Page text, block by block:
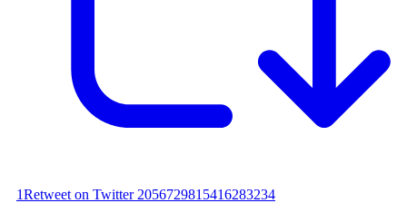
1Retweet on Twitter 2056729815416283234